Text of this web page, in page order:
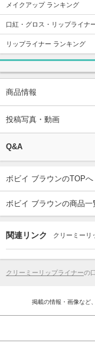
メイクアップ ランキング
口紅・グロス・リップライナ
リップライナー ランキング
商品情報
投稿写真・動画
Q&A
ボビイ ブラウンのTOPへ
ボビイ ブラウンの商品一
関連リンク クリーミーリ
クリーミーリップライナーの
掲載の情報・画像など